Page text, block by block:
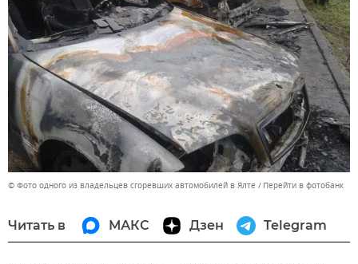
© Фото одного из владельцев сгоревших автомобилей в Ялте Перейти в фотобанк
Читать в МАКС Дзен Telegram